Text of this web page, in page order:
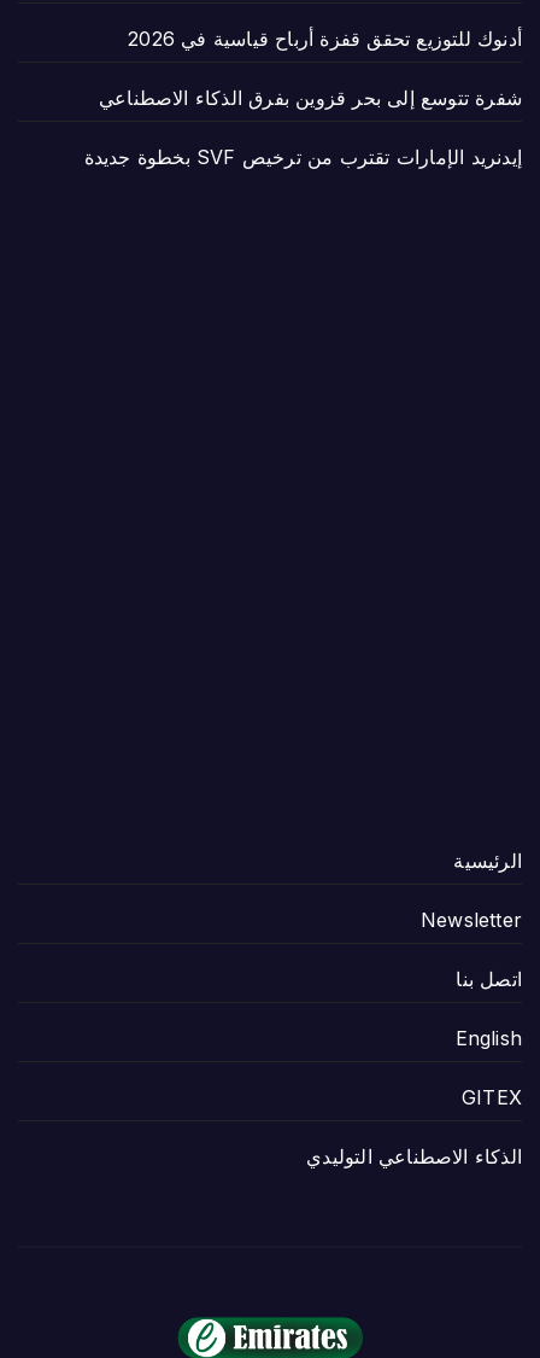
أدنوك للتوزيع تحقق قفزة أرباح قياسية في 2026
شفرة تتوسع إلى بحر قزوين بفرق الذكاء الاصطناعي
إيدنريد الإمارات تقترب من ترخيص SVF بخطوة جديدة
الرئيسية
Newsletter
اتصل بنا
English
GITEX
الذكاء الاصطناعي التوليدي